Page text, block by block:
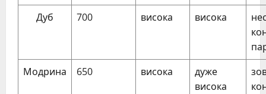
Дуб
700 висока висока
Модрина
650 висока
дуже
висока